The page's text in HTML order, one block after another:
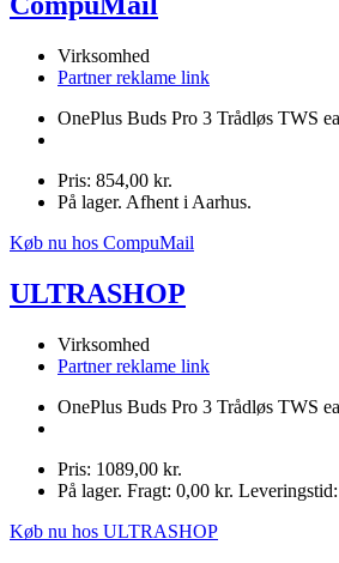
Virksomhed
Partner reklame link
OnePlus Buds Pro 3 Trådløs TWS
Pris: 854,00 kr.
På lager. Afhent i Aarhus.
Køb nu hos CompuMail
ULTRASHOP
Virksomhed
Partner reklame link
OnePlus Buds Pro 3 Trådløs TWS
Pris: 1089,00 kr.
På lager. Fragt: 0,00 kr.
Køb nu hos ULTRASHOP